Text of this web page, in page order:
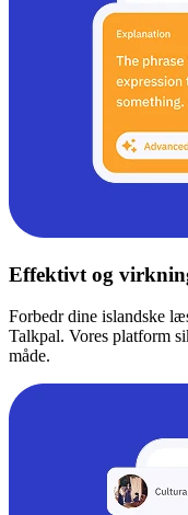
Effektivt og
Forbedr dine islandske
Talkpal. Vores platform
måde.